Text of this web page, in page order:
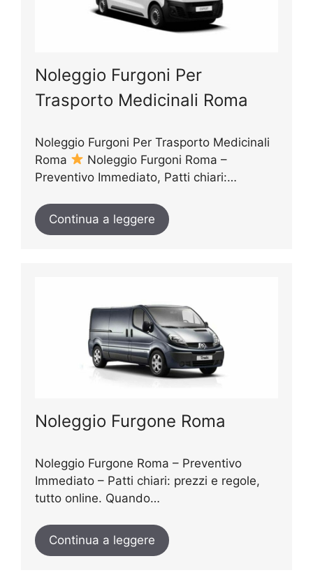
Noleggio Furgoni Per
Trasporto Medicinali Roma
Noleggio Furgoni Per Trasporto Medicinali
Roma
Noleggio Furgoni Roma –
Preventivo Immediato, Patti chiari:…
Continua a leggere
Noleggio Furgone Roma
Noleggio Furgone Roma – Preventivo
Immediato – Patti chiari: prezzi e regole,
tutto online. Quando…
Continua a leggere